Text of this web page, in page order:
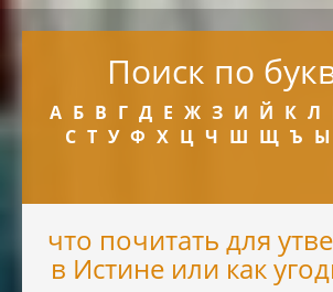
Поиск по
А Б В Г Д Е Ж З И Й К Л
С Т У Ф Х Ц Ч Ш Щ Ъ Ы
что почитать для
в Истине или как